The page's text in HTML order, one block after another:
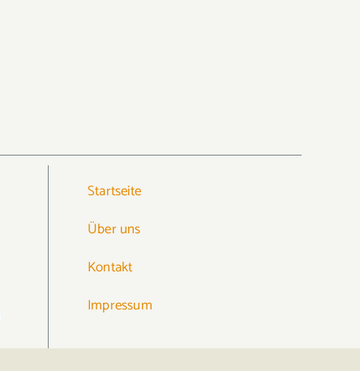
Startseite
Über uns
Kontakt
Impressum